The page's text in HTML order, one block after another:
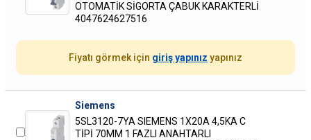
OTOMATİK SİGORTA ÇABUK KARAKTERLİ
4047624627516
Fiyatı görmek için giriş yapınız yapınız
Siemens
5SL3120-7YA SIEMENS 1X20A 4,5KA C
TİPİ 70MM 1 FAZLI ANAHTARLI